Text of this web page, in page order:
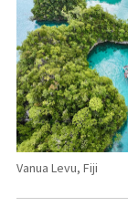
Vanua Levu, Fiji